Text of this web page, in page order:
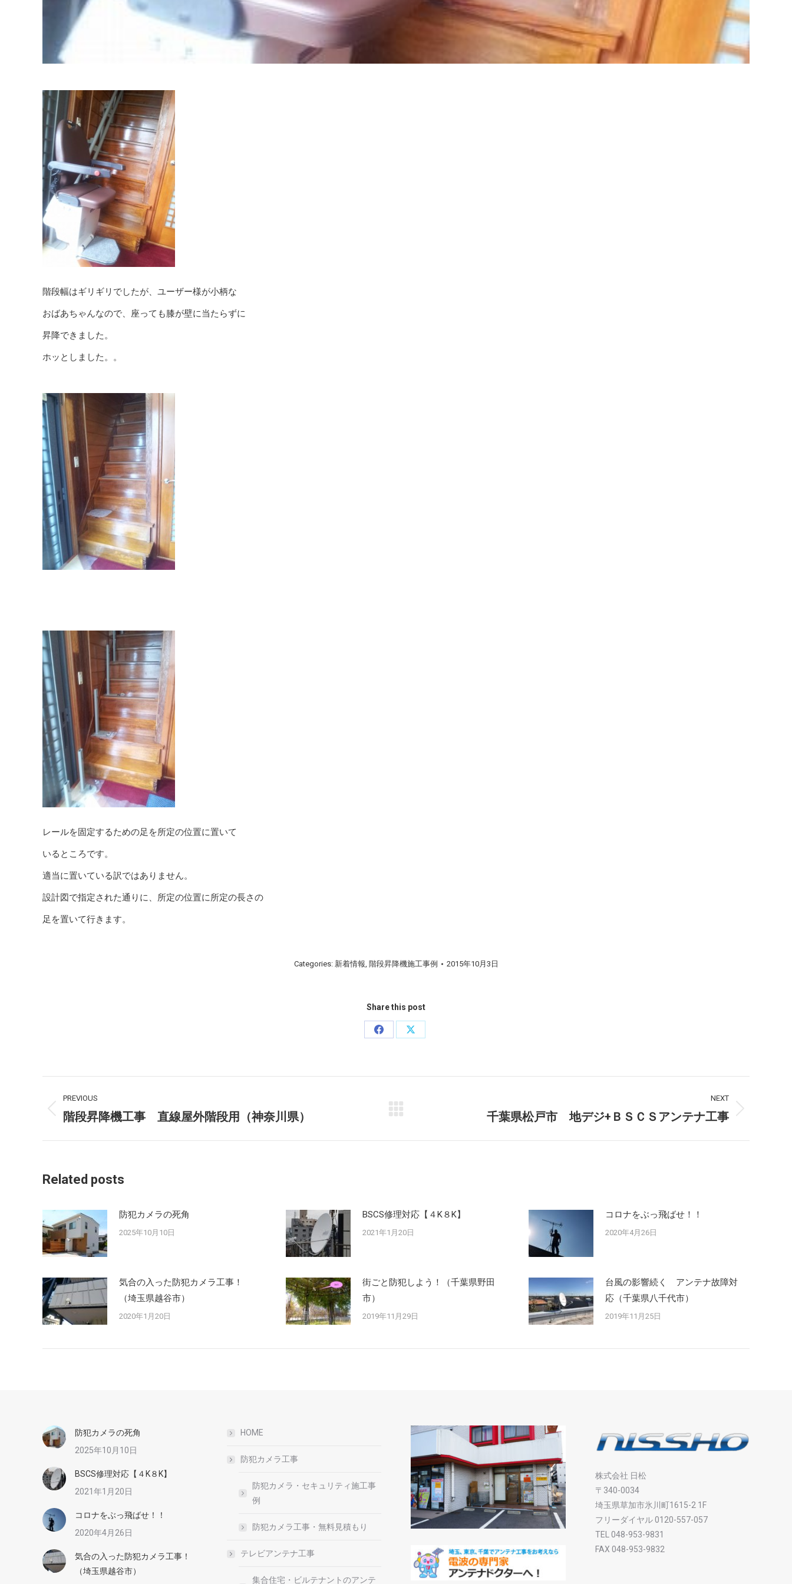
階段幅はギリギリでしたが、ユーザー様が小柄な
おばあちゃんなので、座っても膝が壁に当たらずに
昇降できました。
ホッとしました。。
レールを固定するための足を所定の位置に置いて
いるところです。
適当に置いている訳ではありません。
設計図で指定された通りに、所定の位置に所定の長さの
足を置いて行きます。
Categories: 新着情報, 階段昇降機施工事例 2015年10月3日
Share this post
Share
Share
navigation
PREVIOUS
Previous
階段昇降機工事 直線屋外階段用（神奈川県）
NEXT
千葉県松戸市 地デジ+ＢＳＣＳアンテナ工事
Related posts
防犯カメラの死角
2025年10月10日
BSCS修理対応【４K８K】
2021年1月20日
コロナをぶっ飛ばせ！！
2020年4月26日
気合の入った防犯カメラ工事！
（埼玉県越谷市）
2020年1月20日
街ごと防犯しよう！（千葉県野田
市）
2019年11月29日
台風の影響続く アンテナ故障対
応（千葉県八千代市）
2019年11月25日
防犯カメラの死角
2025年10月10日
BSCS修理対応【４K８K】
2021年1月20日
コロナをぶっ飛ばせ！！
2020年4月26日
気合の入った防犯カメラ工事！
（埼玉県越谷市）
HOME
防犯カメラ工事
防犯カメラ・セキュリティ施工事
例
防犯カメラ工事・無料見積もり
テレビアンテナ工事
集合住宅・ビルテナントのアンテ
株式会社 日松
〒340-0034
埼玉県草加市氷川町1615-2 1F
フリーダイヤル 0120-557-057
TEL 048-953-9831
FAX 048-953-9832